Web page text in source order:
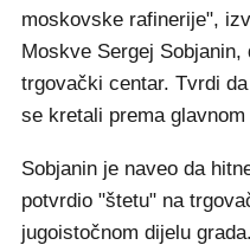
moskovske rafinerije",
Moskve Sergej
trgovački centar. Tvrdi
se kretali prema glavnom
Sobjanin je naveo da
potvrdio "štetu" na
jugoistočnom dijelu